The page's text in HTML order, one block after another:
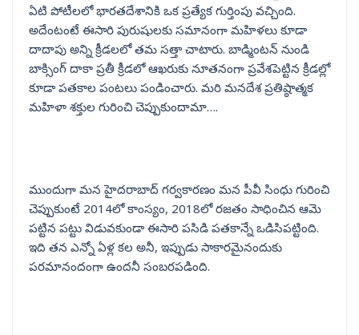
ఏటి పోటీలలో భారతదేశానికి ఒక ప్రత్యేక గుర్తింపు వచ్చింది.
అదేంటంటే ఈసారి పురుషులకు సమానంగా మహిళలు కూడా
దాదాపు అన్ని క్రీడలలో తమ సత్తా చాటారు. బాడ్మింటన్ నుండి
బాక్సింగ్ దాకా ప్రతీ క్రీడలో ఆఖరుకు నూతనంగా ప్రవేశపెట్టిన క్రీడల్లో
కూడా పతకాల పంటలు పండించారు. మరి మనదేశ ప్రతిష్ఠాత్మక
మహిళా శక్తుల గురించి చెప్పుకుందామా….
ముందుగా మన హైదరాబాద్ గర్వకారణం మన పీవీ సింధు గురించి
చెప్పుకుంటే 2014లో కాంస్యం, 2018లో రజతం సాధించిన ఆమె
పట్టిన పట్టు విడువకుండా ఈసారి పసిడి పతకాన్నే ఒడిసిపట్టింది.
ఇది తన ఎన్నో ఏళ్ల కల అనీ, ఇప్పుడు సాకారమైనందుకు
పరమానందంగా ఉందనీ సంబరపడింది.